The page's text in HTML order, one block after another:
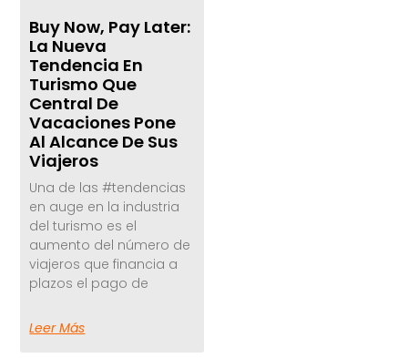
Buy Now, Pay Later:
La Nueva
Tendencia En
Turismo Que
Central De
Vacaciones Pone
Al Alcance De Sus
Viajeros
Una de las #tendencias
en auge en la industria
del turismo es el
aumento del número de
viajeros que financia a
plazos el pago de
Leer Más